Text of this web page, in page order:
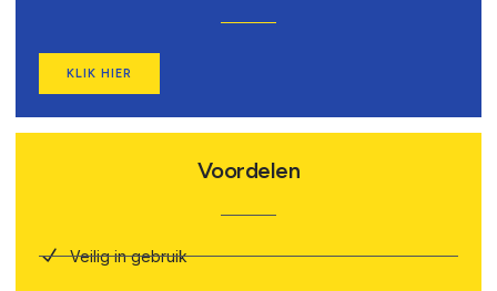
KLIK HIER
Voordelen
Veilig in gebruik